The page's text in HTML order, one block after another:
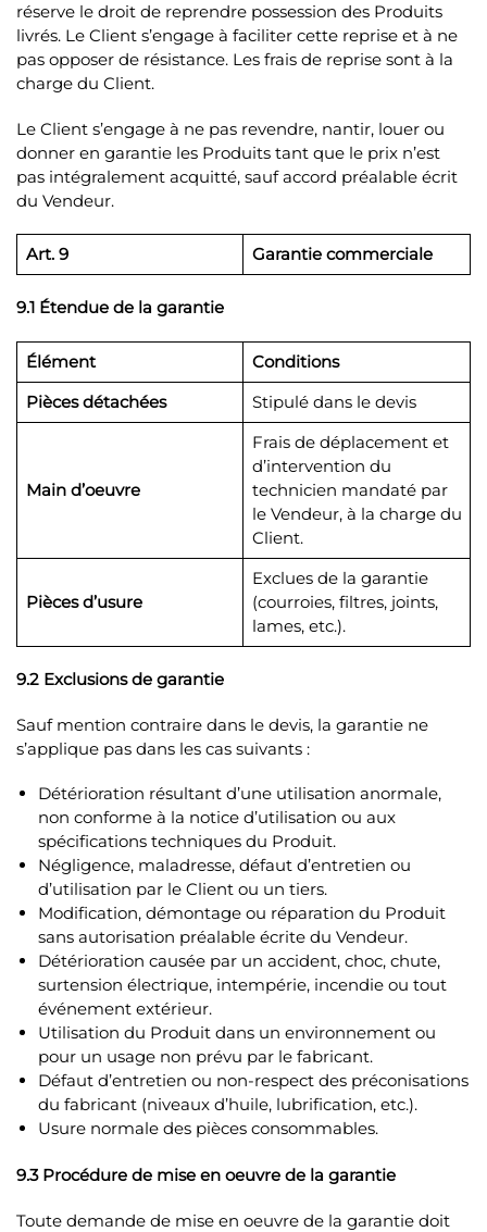
réserve le droit de reprendre possession des Produits
livrés. Le Client s’engage à faciliter cette reprise et à ne
pas opposer de résistance. Les frais de reprise sont à la
charge du Client.
Le Client s’engage à ne pas revendre, nantir, louer ou
donner en garantie les Produits tant que le prix n’est
pas intégralement acquitté, sauf accord préalable écrit
du Vendeur.
Art. 9 Garantie commerciale
9.1 Étendue de la garantie
Élément
Conditions
Pièces détachées
Stipulé dans le devis
Main d’oeuvre
Frais de déplacement et
d’intervention du
technicien mandaté par
le Vendeur, à la charge du
Client.
Pièces d’usure
Exclues de la garantie
(courroies, filtres, joints,
lames, etc.).
9.2 Exclusions de garantie
Sauf mention contraire dans le devis, la garantie ne
s’applique pas dans les cas suivants :
Détérioration résultant d’une utilisation anormale,
non conforme à la notice d’utilisation ou aux
spécifications techniques du Produit.
Négligence, maladresse, défaut d’entretien ou
d’utilisation par le Client ou un tiers.
Modification, démontage ou réparation du Produit
sans autorisation préalable écrite du Vendeur.
Détérioration causée par un accident, choc, chute,
surtension électrique, intempérie, incendie ou tout
événement extérieur.
Utilisation du Produit dans un environnement ou
pour un usage non prévu par le fabricant.
Défaut d’entretien ou non-respect des préconisations
du fabricant (niveaux d’huile, lubrification, etc.).
Usure normale des pièces consommables.
9.3 Procédure de mise en oeuvre de la garantie
Toute demande de mise en oeuvre de la garantie doit